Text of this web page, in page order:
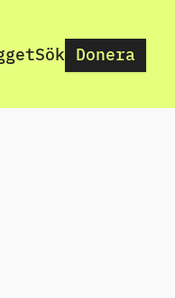
Sök Donera